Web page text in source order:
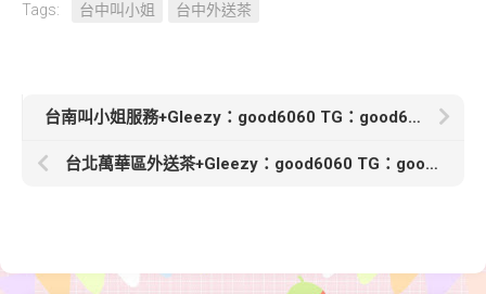
Tags: 台中叫小姐 台中外送茶
台南叫小姐服務+Gleezy：good6060 TG：good6060【MOMO-5000】 160cm 46 C 22歲小奶 清純
台北萬華區外送茶+Gleezy：good6060 TG：good6060【咪咪】162/47/C/26歲熟成系溫柔OL 主動服貼又會聊天